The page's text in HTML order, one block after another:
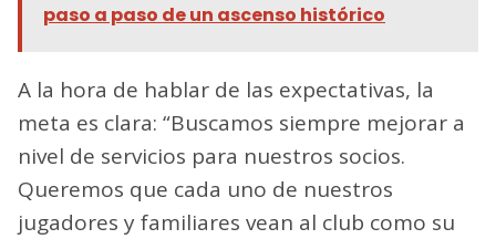
paso a paso de un ascenso histórico
A la hora de hablar de las expectativas, la
meta es clara: “Buscamos siempre mejorar a
nivel de servicios para nuestros socios.
Queremos que cada uno de nuestros
jugadores y familiares vean al club como su